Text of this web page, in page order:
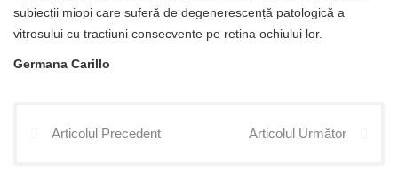
subiecții miopi care suferă de degenerescență patologică a
vitrosului cu tractiuni consecvente pe retina ochiului lor.
Germana Carillo
Articolul Precedent Articolul Următor